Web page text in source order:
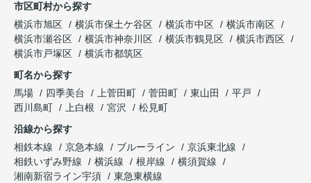
市区町村から探す
横浜市旭区
横浜市保土ケ谷区 横浜市中区
横浜市南区
横浜市瀬谷区
横浜市神奈川区 横浜市鶴見区
横浜市西区
横浜市戸塚区
横浜市都筑区
町名から探す
馬場
四季美台 上菅田町 菅田町 東山田
平戸
西川島町
上白根 宮沢
松見町
沿線から探す
相鉄本線
京急本線 ブルーライン
京浜東北線
相鉄いずみ野線
横浜線 根岸線
横須賀線
湘南新宿ライン宇須
東急東横線